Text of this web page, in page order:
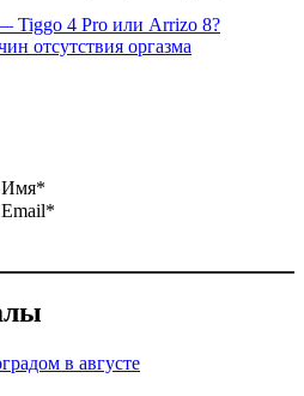
Tiggo 4 Pro или Arrizo 8?
отсутствия оргазма
Имя*
Email*
в августе